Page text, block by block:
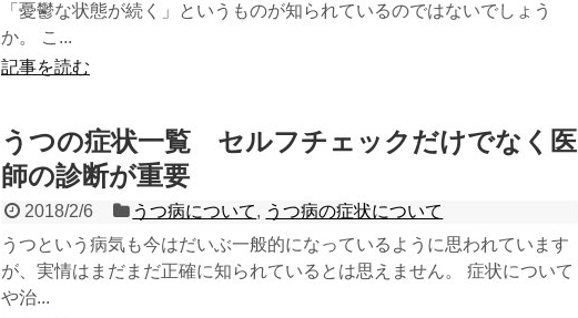
「憂鬱な状態が続く」というものが知られているのではないでしょう
か。 こ...
記事を読む
うつの症状一覧 セルフチェックだけでなく医
師の診断が重要
2018/2/6 うつ病について, うつ病の症状について
うつという病気も今はだいぶ一般的になっているように思われています
が、実情はまだまだ正確に知られているとは思えません。 症状について
や治...